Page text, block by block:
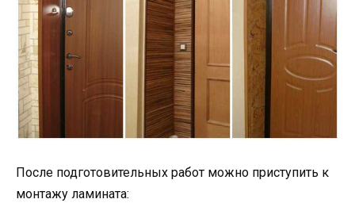
После подготовительных работ можно приступить к
монтажу ламината: